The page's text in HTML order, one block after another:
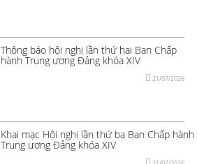
Thông báo hội nghị lần thứ hai Ban Chấp
hành Trung ương Đảng khóa XIV
21/07/2026
Khai mạc Hội nghị lần thứ ba Ban Chấp hành
Trung ương Đảng khóa XIV